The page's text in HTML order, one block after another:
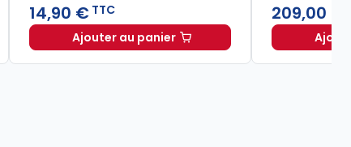
14,90 € TTC
Ajouter au panier
209,00 €